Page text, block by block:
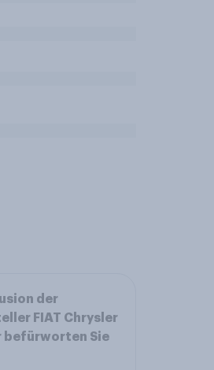
der
FIAT Chrysler
befürworten Sie